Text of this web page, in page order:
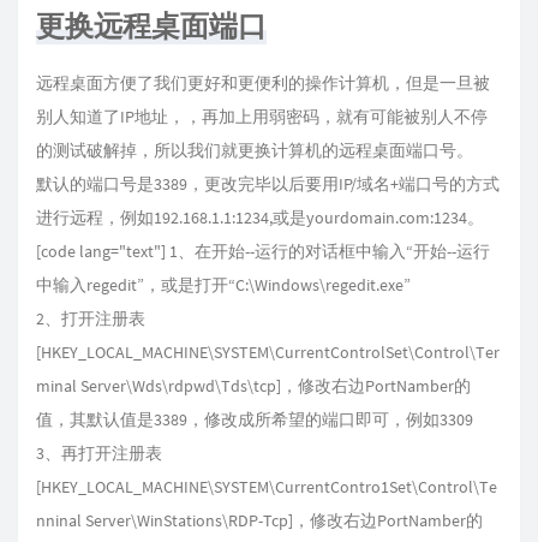
更换远程桌面端口
远程桌面方便了我们更好和更便利的操作计算机，但是一旦被
别人知道了IP地址，，再加上用弱密码，就有可能被别人不停
的测试破解掉，所以我们就更换计算机的远程桌面端口号。
默认的端口号是3389，更改完毕以后要用IP/域名+端口号的方式
进行远程，例如192.168.1.1:1234,或是yourdomain.com:1234。
[code lang="text"] 1、在开始--运行的对话框中输入“开始--运行
中输入regedit”，或是打开“C:\Windows\regedit.exe”
2、打开注册表
[HKEY_LOCAL_MACHINE\SYSTEM\CurrentControlSet\Control\Ter
minal Server\Wds\rdpwd\Tds\tcp]，修改右边PortNamber的
值，其默认值是3389，修改成所希望的端口即可，例如3309
3、再打开注册表
[HKEY_LOCAL_MACHINE\SYSTEM\CurrentContro1Set\Control\Te
nninal Server\WinStations\RDP-Tcp]，修改右边PortNamber的